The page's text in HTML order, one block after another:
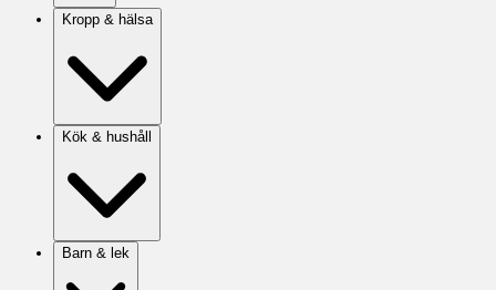
Kropp & hälsa
Kök & hushåll
Barn & lek